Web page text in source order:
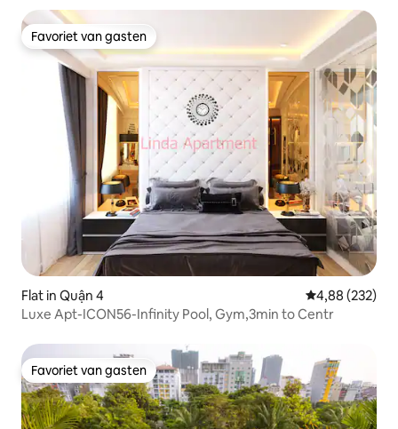
Favoriet van gasten
Favoriet van gasten
Flat in Quận 4 Gemiddelde
4,88 (232)
Luxe Apt-ICON56-Infinity Pool, Gym,3min to Centr
Favoriet van gasten
Favoriet van gasten